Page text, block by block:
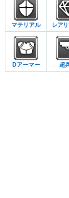
マテリアル レア
Dアーマー 超